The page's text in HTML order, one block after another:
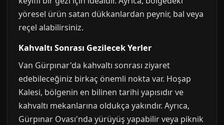
yöresel ürün satan dükkanlardan peynir, bal veya
reçel alabilirsiniz.
Kahvaltı Sonrası Gezilecek Yerler
Van Gürpınar'da kahvaltı sonrası ziyaret
edebileceğiniz birkaç önemli nokta var. Hoşap
Kalesi, bölgenin en bilinen tarihi yapısıdır ve
kahvaltı mekanlarına oldukça yakındır. Ayrıca,
Gürpınar Ovası'nda yürüyüş yapabilir veya piknik